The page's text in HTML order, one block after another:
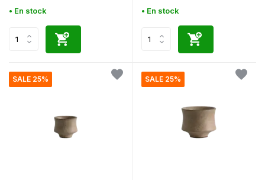
• En stock • En stock
SALE 25% SALE 25%